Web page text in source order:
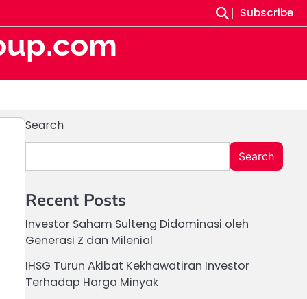
Subscribe
Search
Search
Recent Posts
Investor Saham Sulteng Didominasi oleh
Generasi Z dan Milenial
IHSG Turun Akibat Kekhawatiran Investor
Terhadap Harga Minyak